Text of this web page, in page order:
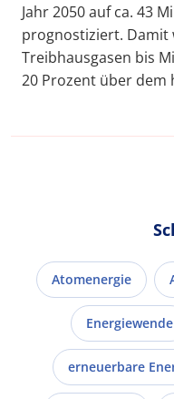
Jahr 2050 auf ca. 43
prognostiziert. Damit
Treibhausgasen bis
20 Prozent über dem
Atomenergie
Energiewende
erneuerbare